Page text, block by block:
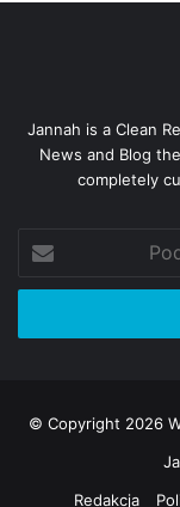
Jannah is a Clean
News and Blog
completely
Podaj
swój
adres
© Copyright 2026
Redakcja